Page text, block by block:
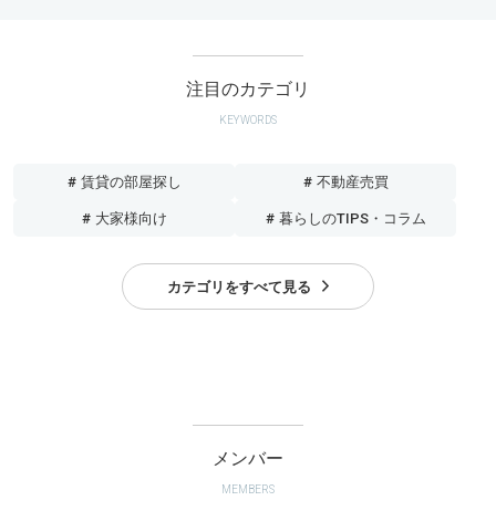
注目のカテゴリ
KEYWORDS
# 賃貸の部屋探し # 不動産売買
# 大家様向け # 暮らしのTIPS・コラム
カテゴリをすべて見る
メンバー
MEMBERS